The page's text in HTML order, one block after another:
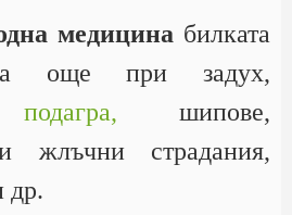
медицина билката
още при задух,
подагра, шипове,
жлъчни страдания,
др.